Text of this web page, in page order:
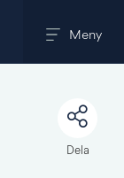
Meny
Dela